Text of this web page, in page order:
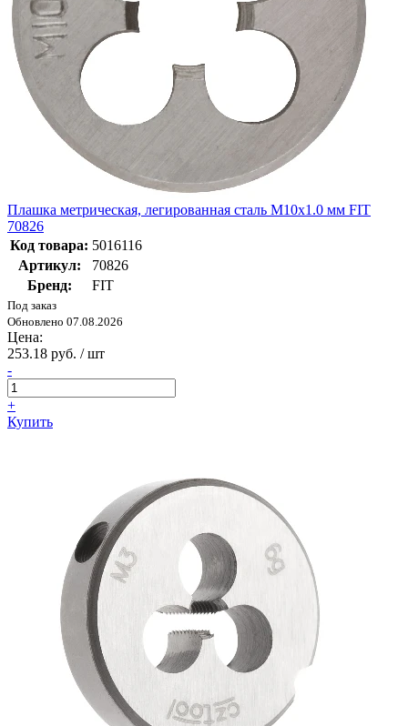
Плашка метрическая, легированная сталь М10х1.0 мм FIT
70826
Код товара: 5016116
Артикул:
70826
Бренд:
FIT
Под заказ
Обновлено 07.08.2026
Цена:
253.18 руб. / шт
-
+
Купить